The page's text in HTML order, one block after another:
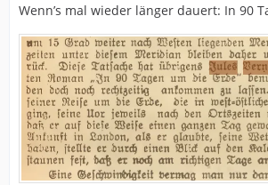
Wenn’s mal wieder länger dauert: In 90